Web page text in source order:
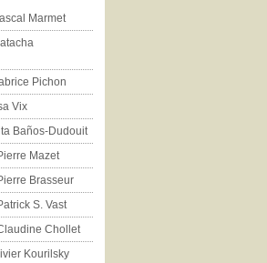
Marmet
Pichon
Vix
Baños-Dudouit
Mazet
Brasseur
S. Vast
Chollet
Kourilsky